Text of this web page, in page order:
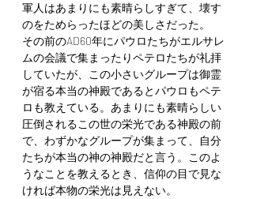
軍人はあまりにも素晴らしすぎて、壊す
のをためらったほどの美しさだった。
その前のAD60年にパウロたちがエルサレ
ムの会議で集まったりペテロたちが礼拝
していたが、この小さいグループは御霊
が宿る本当の神殿であるとパウロもペテ
ロも教えている。あまりにも素晴らしい
圧倒されるこの世の栄光である神殿の前
で、わずかなグループが集まって、自分
たちが本当の神の神殿だと言う。このよ
うなことを教えるとき、信仰の目で見な
ければ本物の栄光は見えない。